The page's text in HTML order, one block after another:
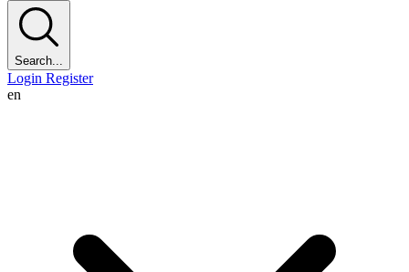
Search...
Login Register
en